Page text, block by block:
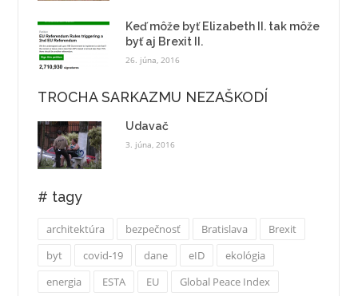
Keď môže byť Elizabeth II. tak môže
byť aj Brexit II.
26. júna, 2016
TROCHA SARKAZMU NEZAŠKODÍ
Udavač
3. júna, 2016
# tagy
architektúra bezpečnosť Bratislava
Brexit
byt
covid-19 dane eID
ekológia
energia
ESTA EU
Global Peace Index